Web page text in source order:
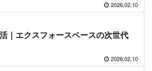
2026.02.10
｜エクスフォースベースの次世代
2026.02.10